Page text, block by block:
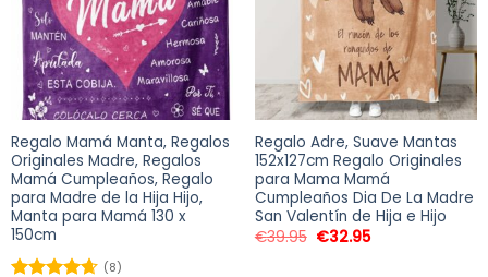
Regalo Mamá Manta, Regalos
Originales Madre, Regalos
Mamá Cumpleaños, Regalo
para Madre de la Hija Hijo,
Manta para Mamá 130 x
150cm
(8)
Regalo Adre, Suave Mantas
152x127cm Regalo Originales
para Mama Mamá
Cumpleaños Dia De La Madre
San Valentín de Hija e Hijo
€39.95 €32.95